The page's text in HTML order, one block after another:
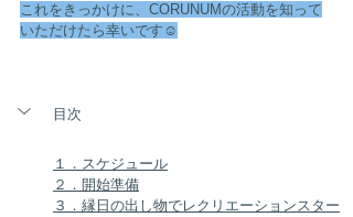
これをきっかけに、CORUNUMの活動を知って
いただけたら幸いです☺️
目次
１．スケジュール
２．開始準備
３．縁日の出し物でレクリエーションスター